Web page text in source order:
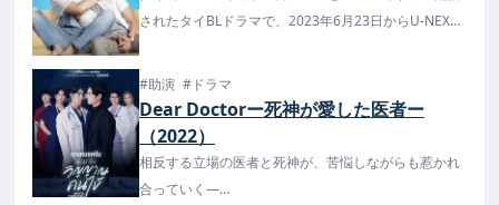
されたタイBLドラマで、2023年6月23日からU-NEXT
また、日本語訳版小説が7月11日(火)からU-NEXTの読
み放題サービスで配信され、その他のプラットフォー
ムでは8月1日からの発売が予定されています。
#助演 #ドラマ
Dear Doctorー死神が愛した医者ー
（2022）
相反する立場の医者と死神が、苦悩しながらも惹かれ
合っていく―